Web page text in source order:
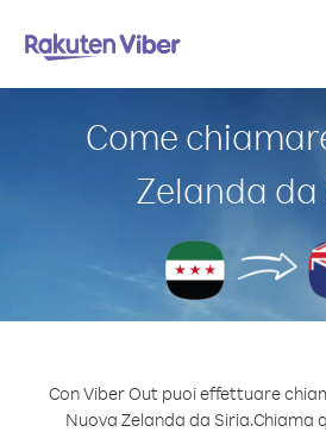
Come
Zelanda da
Con Viber Out puoi effettuare
Nuova Zelanda da Siria.Chiama